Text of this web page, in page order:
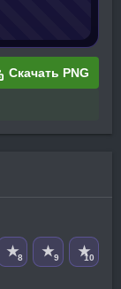
Скачать PNG
★8 ★9 ★10